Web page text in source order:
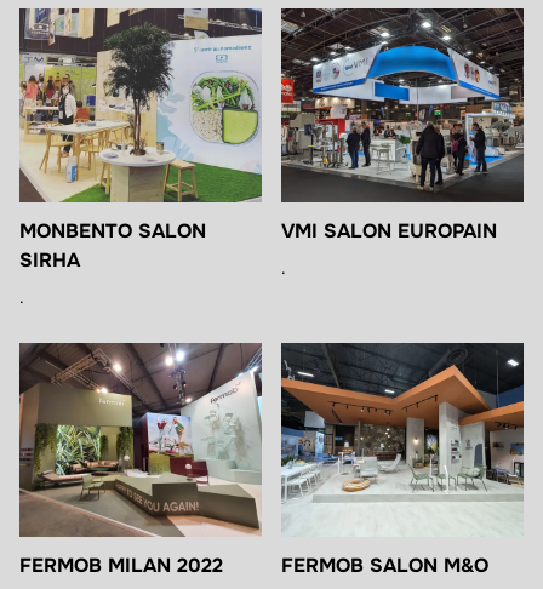
MONBENTO SALON
SIRHA
.
VMI SALON EUROPAIN
.
FERMOB MILAN 2022 FERMOB SALON M&O